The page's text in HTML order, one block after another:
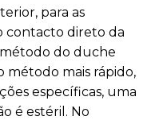
para as
contacto direto da
do duche
método mais rápido,
específicas, uma
é estéril. No